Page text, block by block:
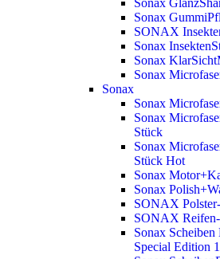
Sonax
SONAX
Sonax
Sonax
Sonax
Sonax
Sonax
Sonax
Stück
Sonax
Stück Hot
Sonax
Sonax
SONAX
SONAX
Sonax
Special Edition